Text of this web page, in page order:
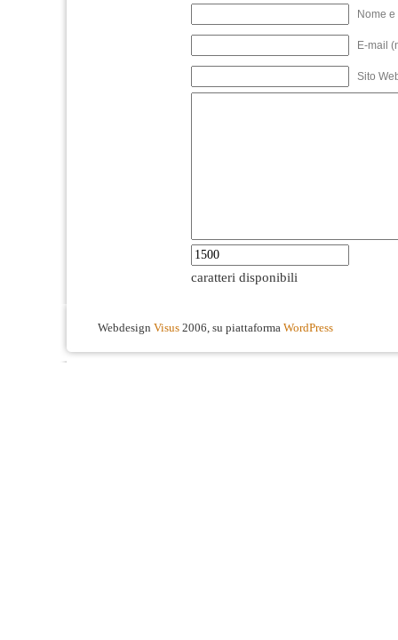
Nome
E-mail
Sito
caratteri disponibili
Webdesign Visus 2006, su piattaforma WordPress